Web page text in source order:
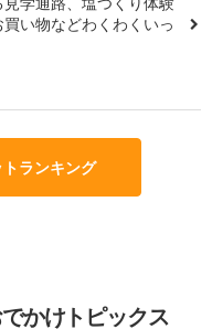
い物などわくわくいっ
ランキング
かけトピックス